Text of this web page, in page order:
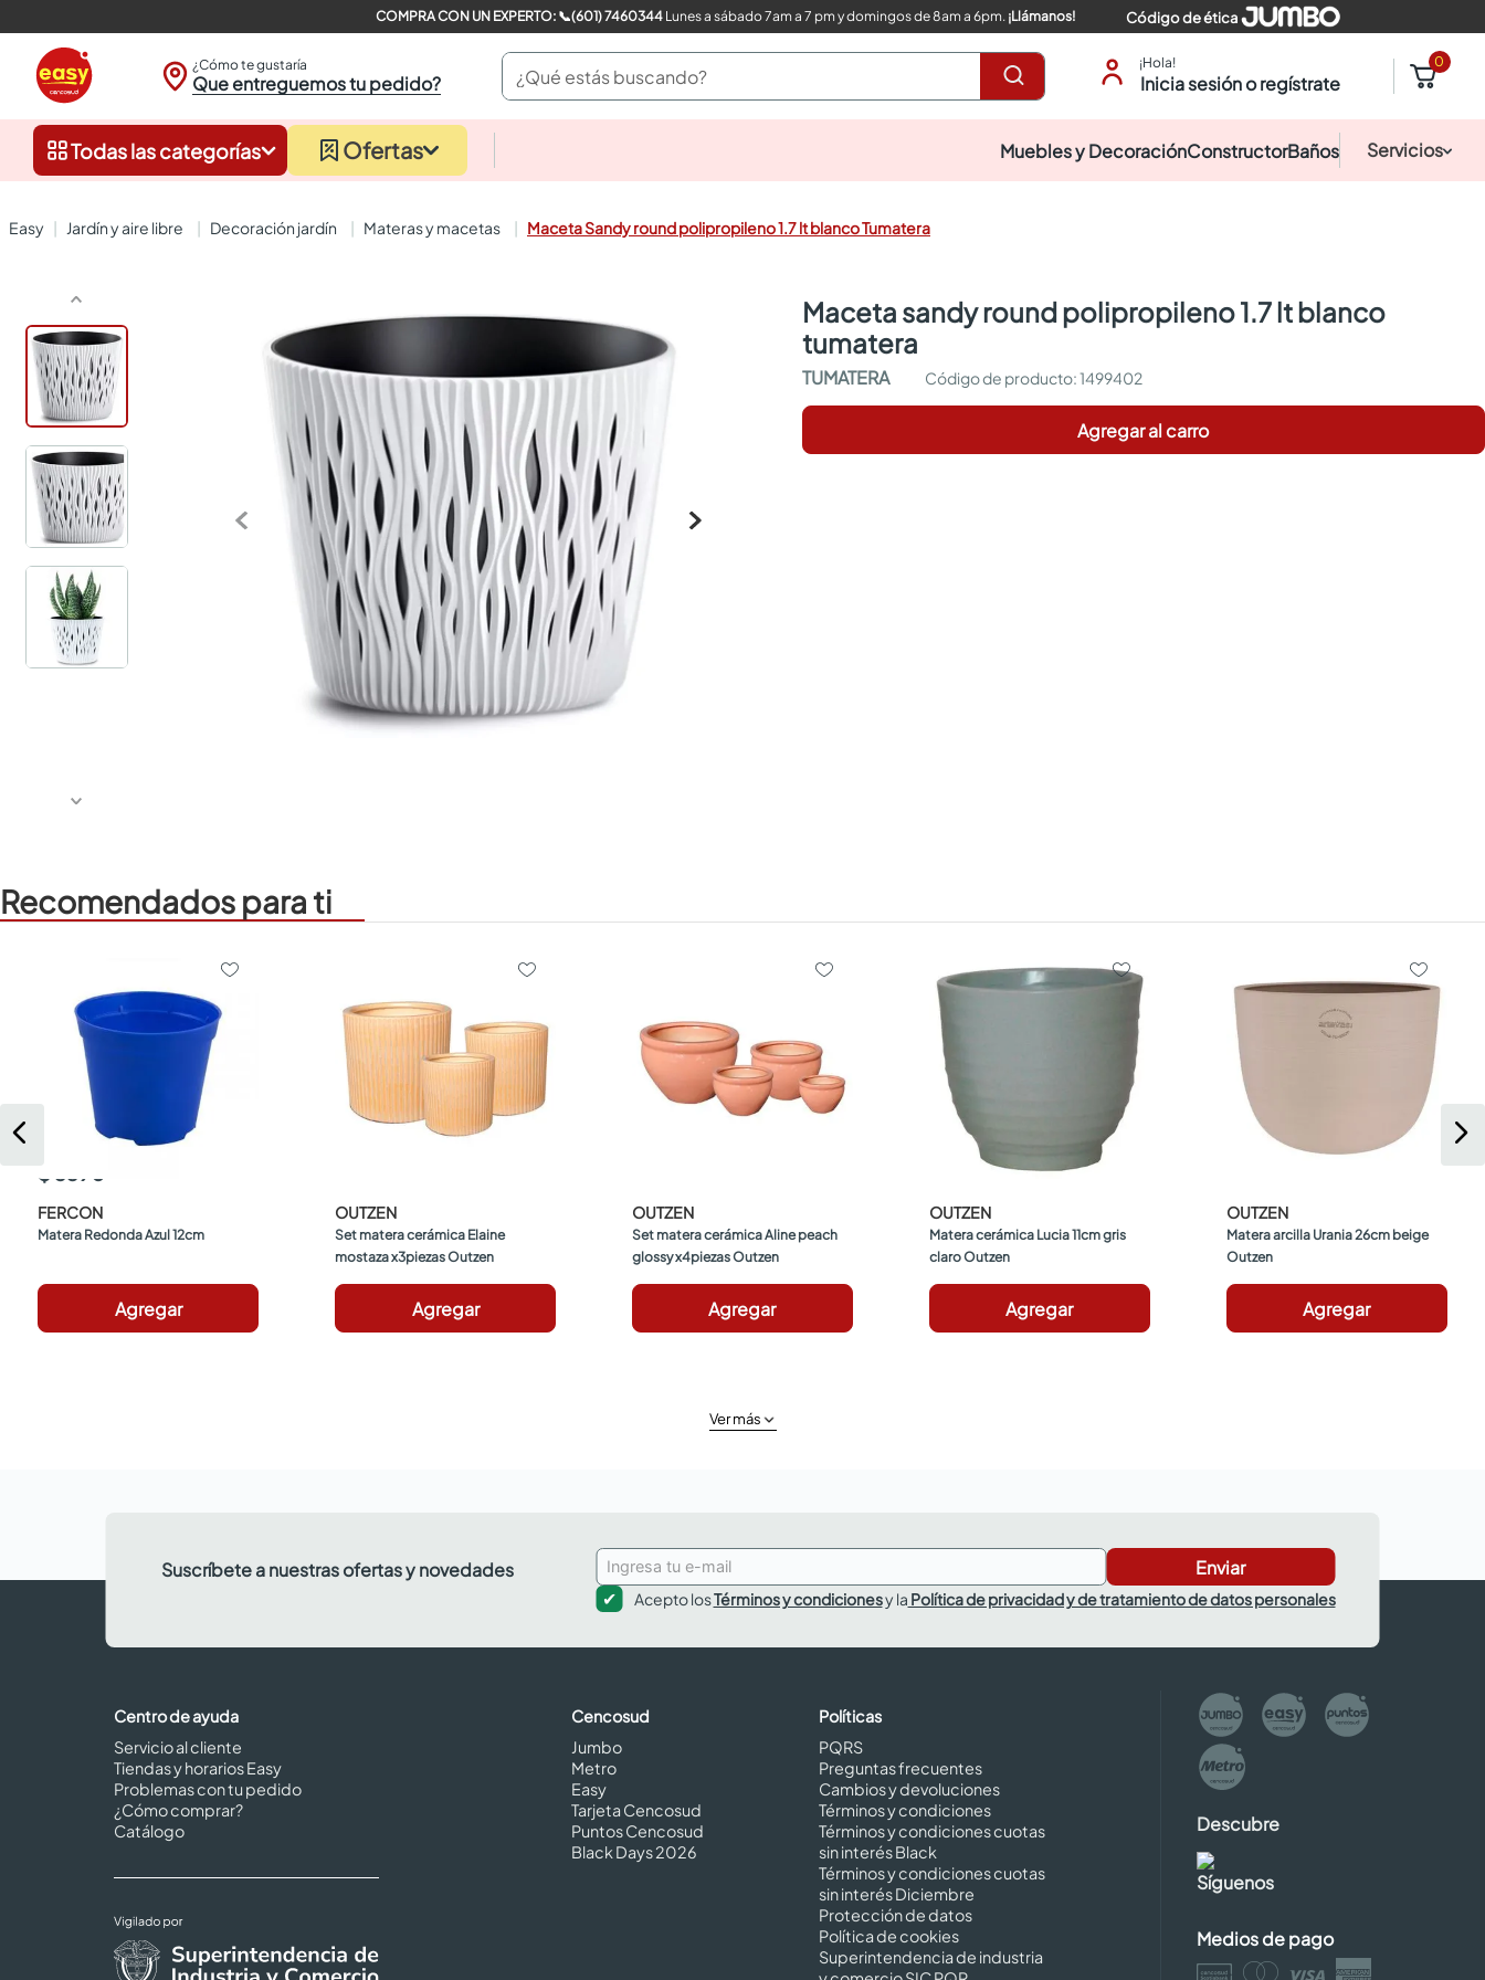
COMPRA CON UN EXPERTO: 📞(601) 7460344Lunes a sábado 7am a 7 pm y domingos de 8am a 6pm. ¡Llámanos! Código de ética
¿Cómo te gustaría
Que entreguemos tu pedido?
¿Qué estás buscando? ¡Hola!
Inicia sesión o regístrate
0
Todas las categorías Ofertas Muebles y DecoraciónConstructorBaños Servicios
jardín y aire libre decoración jardín materas y macetas Maceta Sandy round polipropileno 1.7 lt blanco Tumatera
maceta sandy round polipropileno 1.7 lt blanco
tumatera
TUMATERA :1499402
Agregar al carro
Recomendados para ti
$ 3390
FERCON
Matera Redonda Azul 12cm
Agregar
OUTZEN
Set matera cerámica Elaine
mostaza x3piezas Outzen
Agregar
OUTZEN
Set matera cerámica Aline peach
glossy x4piezas Outzen
Agregar
OUTZEN
Matera cerámica Lucia 11cm gris
claro Outzen
Agregar
OUTZEN
Matera arcilla Urania 26cm beige
Outzen
Agregar
Ver más
Suscríbete a nuestras ofertas y novedades Enviar
Acepto losTérminos y condicionesy la Política de privacidad y de tratamiento de datos personales
Centro de ayuda
Servicio al cliente
Tiendas y horarios Easy
Problemas con tu pedido
¿Cómo comprar?
Catálogo
Cencosud
Jumbo
Metro
Easy
Tarjeta Cencosud
Puntos Cencosud
Black Days 2026
Políticas
PQRS
Preguntas frecuentes
Cambios y devoluciones
Términos y condiciones
Términos y condiciones cuotas
sin interés Black
Términos y condiciones cuotas
sin interés Diciembre
Protección de datos
Política de cookies
Superintendencia de industria
Descubre
Síguenos
Medios de pago
closet
sanitarios
pisos
comedores